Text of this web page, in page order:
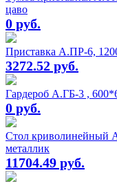
цаво
0 руб.
Приставка А.ПР-6,
3272.52 руб.
Гардероб А.ГБ-3 ,
0 руб.
Стол криволинейный
металлик
11704.49 руб.